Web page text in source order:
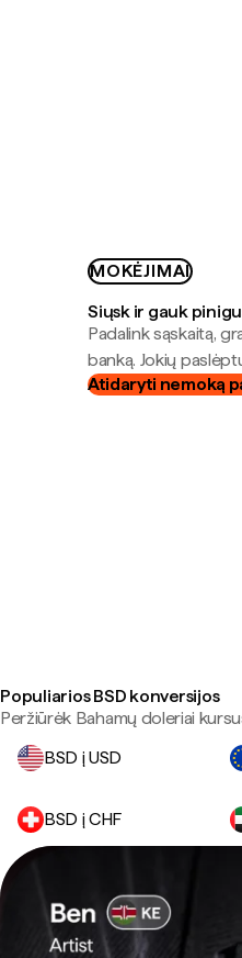
MOKĖJIMAI
Siųsk ir gauk
Padalink sąskaitą,
banką. Jokių
Atidaryti nemoką
Populiarios BSD konversijos
Peržiūrėk Bahamų doleriai
BSD į USD
BSD į CHF